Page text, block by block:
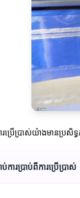
រប្រើប្រាស់យ៉ាងមានប្រ
ការប្រាប់ពីការប្រើប្រាស់